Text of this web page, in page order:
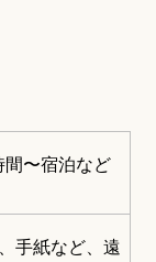
〜宿泊など
手紙など、遠